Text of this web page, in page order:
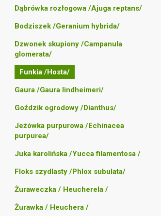
Dąbrówka rozłogowa /Ajuga reptans/
Bodziszek /Geranium hybrida/
Dzwonek skupiony /Campanula
glomerata/
Funkia /Hosta/
Gaura /Gaura lindheimeri/
Goździk ogrodowy /Dianthus/
Jeżówka purpurowa /Echinacea
purpurea/
Juka karolińska /Yucca filamentosa /
Floks szydlasty /Phlox subulata/
Żuraweczka / Heucherela /
Żurawka / Heuchera /